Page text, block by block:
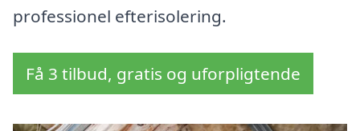
professionel efterisolering.
Få 3 tilbud, gratis og uforpligtende